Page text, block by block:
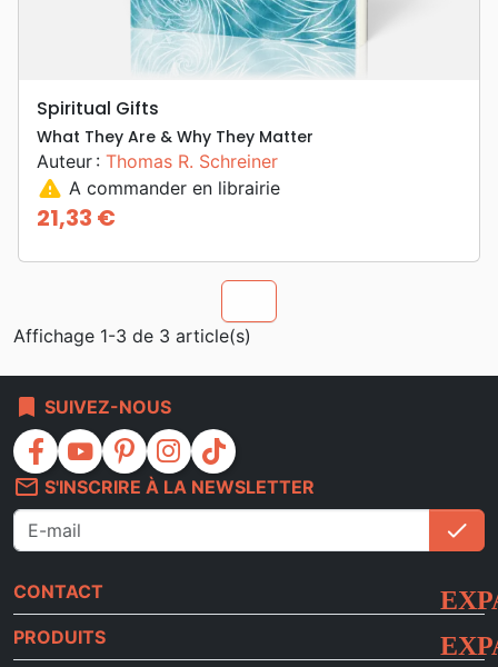
Spiritual Gifts
What They Are & Why They Matter
Auteur : Thomas R. Schreiner
warning A commander en librairie
Prix
21,33 €
Affichage 1-3 de 3 article(s)
bookmark SUIVEZ-NOUS
facebook youtube pinterest instagram
tiktok
mail_outline S'INSCRIRE À LA NEWSLETTER
check
CONTACT
PRODUITS